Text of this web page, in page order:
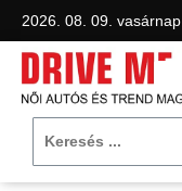
2026. 08. 09. vasárnap